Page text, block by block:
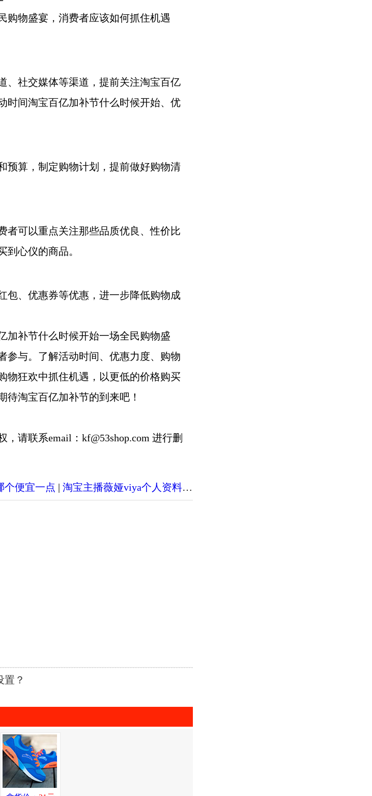
购物盛宴，消费者应该如何抓住机遇
、社交媒体等渠道，提前关注淘宝百亿
时间淘宝百亿加补节什么时候开始、优
预算，制定购物计划，提前做好购物清
者可以重点关注那些品质优良、性价比
到心仪的商品。
包、优惠券等优惠，进一步降低购物成
加补节什么时候开始一场全民购物盛
参与。了解活动时间、优惠力度、购物
物狂欢中抓住机遇，以更低的价格购买
待淘宝百亿加补节的到来吧！
，请联系email：kf@53shop.com 进行删
个便宜一点 | 淘宝主播薇娅viya个人资料|淘宝几天后会自动收货
置？